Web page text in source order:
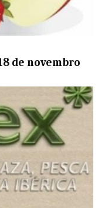
de novembro